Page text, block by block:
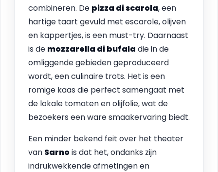
combineren. De pizza di scarola, een
hartige taart gevuld met escarole, olijven
en kappertjes, is een must-try. Daarnaast
is de mozzarella di bufala die in de
omliggende gebieden geproduceerd
wordt, een culinaire trots. Het is een
romige kaas die perfect samengaat met
de lokale tomaten en olijfolie, wat de
bezoekers een ware smaakervaring biedt.
Een minder bekend feit over het theater
van Sarnois dat het, ondanks zijn
indrukwekkende afmetingen en